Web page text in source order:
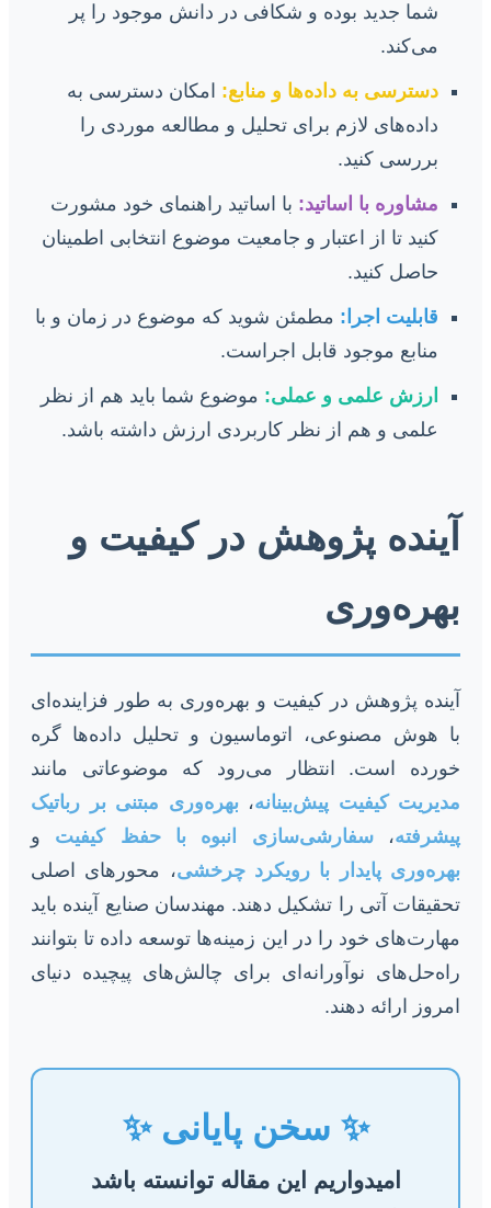
شما جدید بوده و شکافی در دانش موجود را پر
می‌کند.
دسترسی به داده‌ها و منابع: امکان دسترسی به
داده‌های لازم برای تحلیل و مطالعه موردی را
بررسی کنید.
مشاوره با اساتید: با اساتید راهنمای خود مشورت
کنید تا از اعتبار و جامعیت موضوع انتخابی اطمینان
حاصل کنید.
قابلیت اجرا: مطمئن شوید که موضوع در زمان و با
منابع موجود قابل اجراست.
ارزش علمی و عملی: موضوع شما باید هم از نظر
علمی و هم از نظر کاربردی ارزش داشته باشد.
آینده پژوهش در کیفیت و
بهره‌وری
آینده پژوهش در کیفیت و بهره‌وری به طور فزاینده‌ای
با هوش مصنوعی، اتوماسیون و تحلیل داده‌ها گره
خورده است. انتظار می‌رود که موضوعاتی مانند
مدیریت کیفیت پیش‌بینانه،بهره‌وری مبتنی بر رباتیک
پیشرفته،سفارشی‌سازی انبوه با حفظ کیفیت و
بهره‌وری پایدار با رویکرد چرخشی، محورهای اصلی
تحقیقات آتی را تشکیل دهند. مهندسان صنایع آینده باید
مهارت‌های خود را در این زمینه‌ها توسعه داده تا بتوانند
راه‌حل‌های نوآورانه‌ای برای چالش‌های پیچیده دنیای
امروز ارائه دهند.
✨ سخن پایانی ✨
امیدواریم این مقاله توانسته باشد